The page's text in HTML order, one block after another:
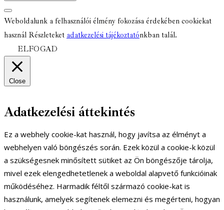
Weboldalunk a felhasználói élmény fokozása érdekében cookiekat
használ Részleteket adatkezelési tájékoztatónkban talál.
ELFOGAD
Close
Adatkezelési áttekintés
Ez a webhely cookie-kat használ, hogy javítsa az élményt a
webhelyen való böngészés során. Ezek közül a cookie-k közül
a szükségesnek minősített sütiket az Ön böngészője tárolja,
mivel ezek elengedhetetlenek a weboldal alapvető funkcióinak
működéséhez. Harmadik féltől származó cookie-kat is
használunk, amelyek segítenek elemezni és megérteni, hogyan